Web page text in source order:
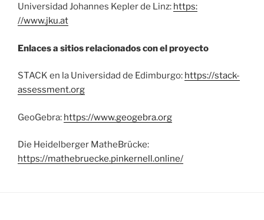
Universidad Johannes Kepler de Linz: https:
//www.jku.at
Enlaces a sitios relacionados con el proyecto
STACK en la Universidad de Edimburgo: https://stack-
assessment.org
GeoGebra: https://www.geogebra.org
Die Heidelberger MatheBrücke:
https://mathebruecke.pinkernell.online/